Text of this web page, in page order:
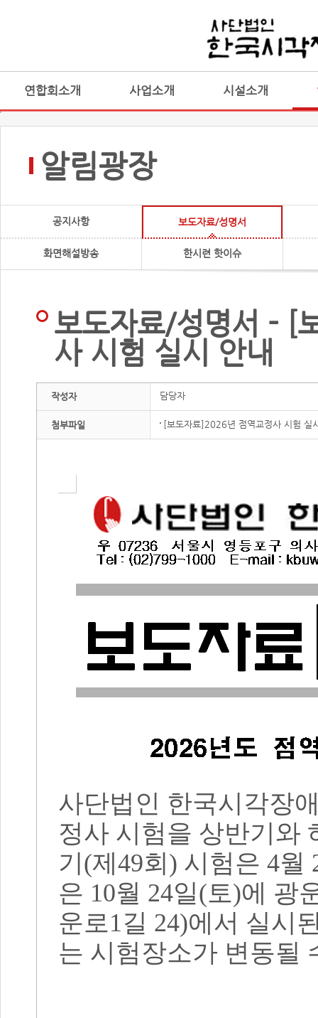
연합회소개 사업소개 시설소개
알림광장
공지사항 보도자료/성명서
화면해설방송 한시련 핫이슈
보도자료/성명서 - [
사 시험 실시 안내
작성자 담당자
첨부파일 [보도자료]2026년 점역교정사 시험 실
사단법인 한국시각장
정사 시험을 상반기와
기 (제49회 ) 시험은 4월
은 10월 24일(토)에 광
운로 1길 24)에서 실시
는 시험장소가 변동될